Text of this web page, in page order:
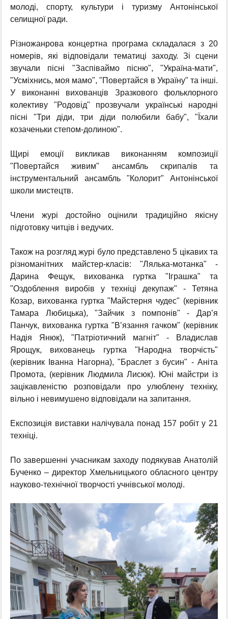
молоді, спорту, культури і туризму Антонінської
селищної ради.
Різножанрова концертна програма складалася з 20
номерів, які відповідали тематиці заходу. Зі сцени
звучали пісні "Заспіваймо пісню", "Україна-мати",
"Усміхнись, моя мамо", "Повертайся в Україну" та інші.
У виконанні вихованців Зразкового фольклорного
колективу "Родовід" прозвучали українські народні
пісні "Три діди, три діди полюбили бабу", "Їхали
козаченьки степом-долиною".
Щирі емоції викликав виконанням композиції
"Повертайся живим" ансамбль скрипалів та
інструментальний ансамбль "Колорит" Антонінської
школи мистецтв.
Члени журі достойно оцінили традиційно якісну
підготовку читців і ведучих.
Також на розгляд журі було представлено 5 цікавих та
різноманітних майстер-класів: "Лялька-мотанка" -
Дарина Фещук, вихованка гуртка "Іграшка" та
"Оздоблення виробів у техніці декупаж" - Тетяна
Козар, вихованка гуртка "Майстерня чудес" (керівник
Тамара Любицька), "Зайчик з помпонів" - Дар’я
Панчук, вихованка гуртка "В’язання гачком" (керівник
Надія Янюк), "Патріотичний магніт" - Владислав
Ярощук, вихованець гуртка "Народна творчість"
(керівник Іванна Нагорна), "Браслет з бусин" - Аніта
Промота, (керівник Людмила Лисюк). Юні майстри із
зацікавленістю розповідали про улюблену техніку,
вільно і невимушено відповідали на запитання.
Експозиція виставки налічувала понад 157 робіт у 21
техніці.
По завершенні учасникам заходу подякував Анатолій
Бученко – директор Хмельницького обласного центру
науково-технічної творчості учнівської молоді.